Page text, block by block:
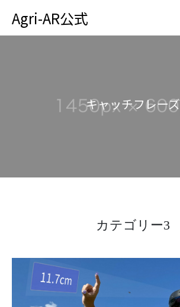
Agri-AR公式
キャッチフレーズ
カテゴリー3